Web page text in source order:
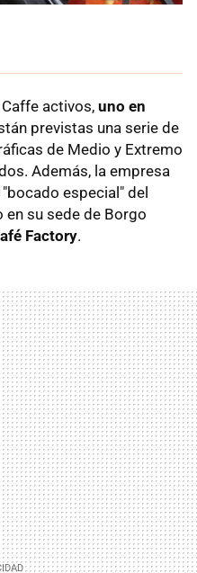
activos, uno en
previstas una serie de
de Medio y Extremo
Además, la empresa
especial" del
en su sede de Borgo
Factory.